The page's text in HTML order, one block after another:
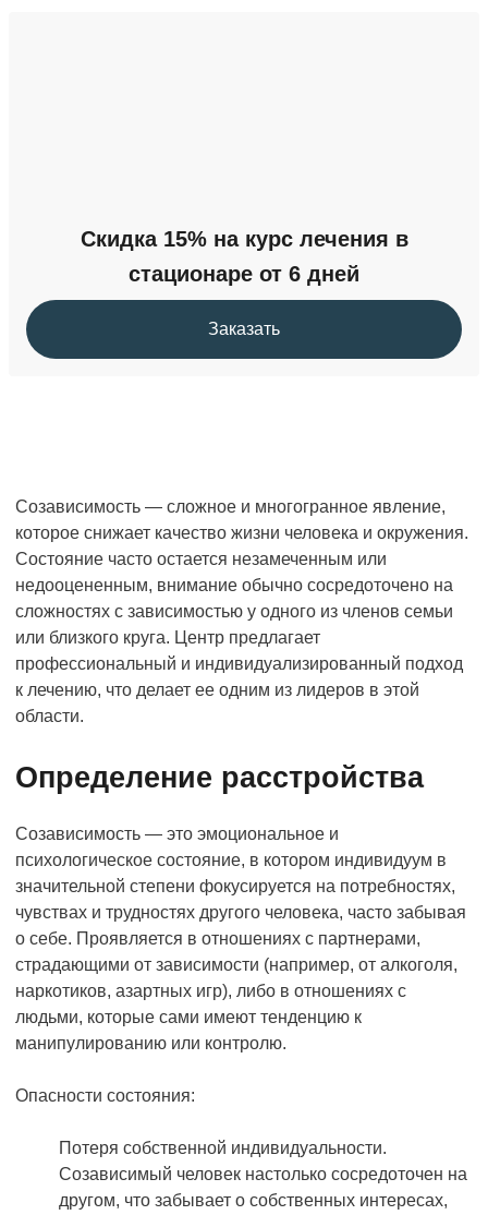
Скидка 15% на курс лечения в
стационаре от 6 дней
Заказать
Созависимость — сложное и многогранное явление,
которое снижает качество жизни человека и окружения.
Состояние часто остается незамеченным или
недооцененным, внимание обычно сосредоточено на
сложностях с зависимостью у одного из членов семьи
или близкого круга. Центр предлагает
профессиональный и индивидуализированный подход
к лечению, что делает ее одним из лидеров в этой
области.
Определение расстройства
Созависимость — это эмоциональное и
психологическое состояние, в котором индивидуум в
значительной степени фокусируется на потребностях,
чувствах и трудностях другого человека, часто забывая
о себе. Проявляется в отношениях с партнерами,
страдающими от зависимости (например, от алкоголя,
наркотиков, азартных игр), либо в отношениях с
людьми, которые сами имеют тенденцию к
манипулированию или контролю.
Опасности состояния:
Потеря собственной индивидуальности.
Созависимый человек настолько сосредоточен на
другом, что забывает о собственных интересах,